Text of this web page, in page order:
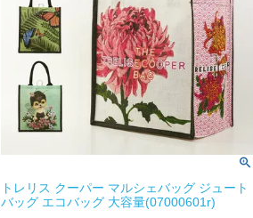
トレリス クーパー マルシェバッグ ジュート
バッグ エコバッグ 大容量(07000601r)